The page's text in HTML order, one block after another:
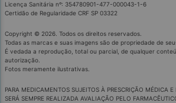
Licença Sanitária nº: 354780901-477-000043-1-6
Certidão de Regularidade CRF SP 03322
Copyright © 2026. Todos os direitos reservados.
Todas as marcas e suas imagens são de propriedade de
É vedada a reprodução, total ou parcial, de qualquer
autorização.
Fotos meramente ilustrativas.
PARA MEDICAMENTOS SUJEITOS À PRESCRIÇÃO MÉDICA E
SERÁ SEMPRE REALIZADA AVALIAÇÃO PELO